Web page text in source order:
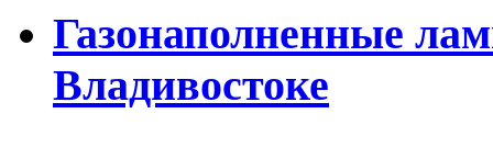
Газонаполненные
Владивостоке